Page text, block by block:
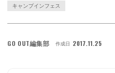
キャンプインフェス
GO OUT編集部 作成日 2017.11.25